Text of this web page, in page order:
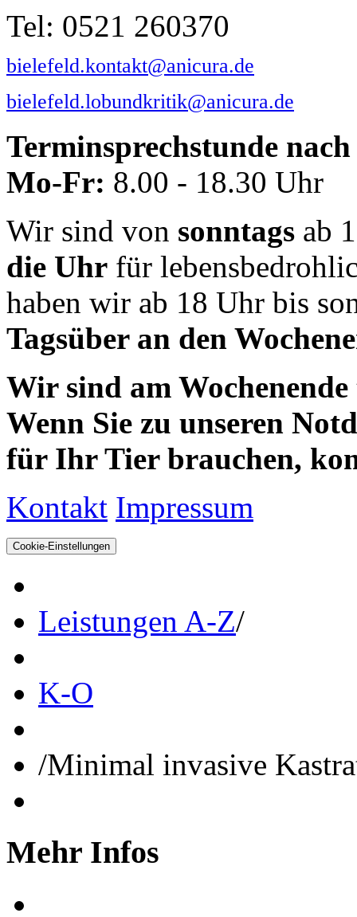
Tel: 0521 260370
bielefeld.kontakt@anicura.de
bielefeld.lobundkritik@anicura.de
Terminsprechstunde
Mo-Fr: 8.00 - 18.30 Uhr
Wir sind von sonntags ab
die Uhr für
haben wir ab 18 Uhr bis
Tagsüber an den
Wir sind am
Wenn Sie zu unseren
für Ihr Tier brauchen,
Kontakt Impressum
Cookie-Einstellungen
Leistungen A-Z/
K-O
/Minimal invasive
Mehr Infos